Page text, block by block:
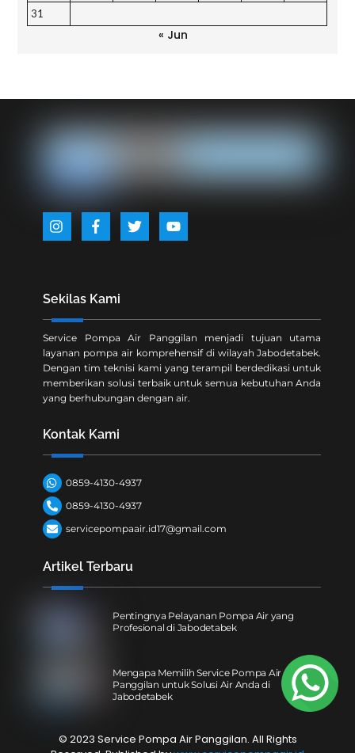
31
« Jun
To
Icon
Icon
Icon
Icon
Sekilas Kami
Service Pompa Air Panggilan menjadi tujuan utama
layanan pompa air komprehensif di wilayah Jabodetabek.
Dengan tim teknisi kami yang terampil berdedikasi untuk
memberikan solusi terbaik untuk semua kebutuhan Anda
yang berhubungan dengan air.
Kontak Kami
0859-4130-4937
0859-4130-4937
servicepompaair.id17@gmail.com
Artikel Terbaru
Pentingnya Pelayanan Pompa Air yang
Profesional di Jabodetabek
Mengapa Memilih Service Pompa Air
Panggilan untuk Solusi Air Anda di
Jabodetabek
© 2023 Service Pompa Air Panggilan. All Rights